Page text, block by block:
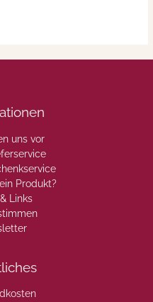
uns vor
Produkt?
Links